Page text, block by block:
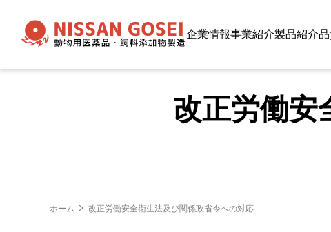
企業情報事業紹介製品紹介
改正労働安
ホーム 改正労働安全衛生法及び関係政省令への対応